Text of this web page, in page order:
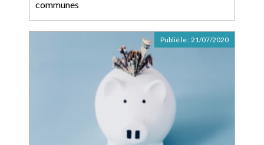
communes
Publié le :21/07/2020